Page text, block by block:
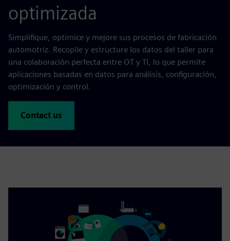
optimizada
Simplifique, optimice y mejore sus procesos de fabricación
automotriz. Recopile y estructure los datos del taller para
una colaboración perfecta entre OT y TI, lo que permite
aplicaciones basadas en datos para análisis, configuración,
optimización y control.
Contact us